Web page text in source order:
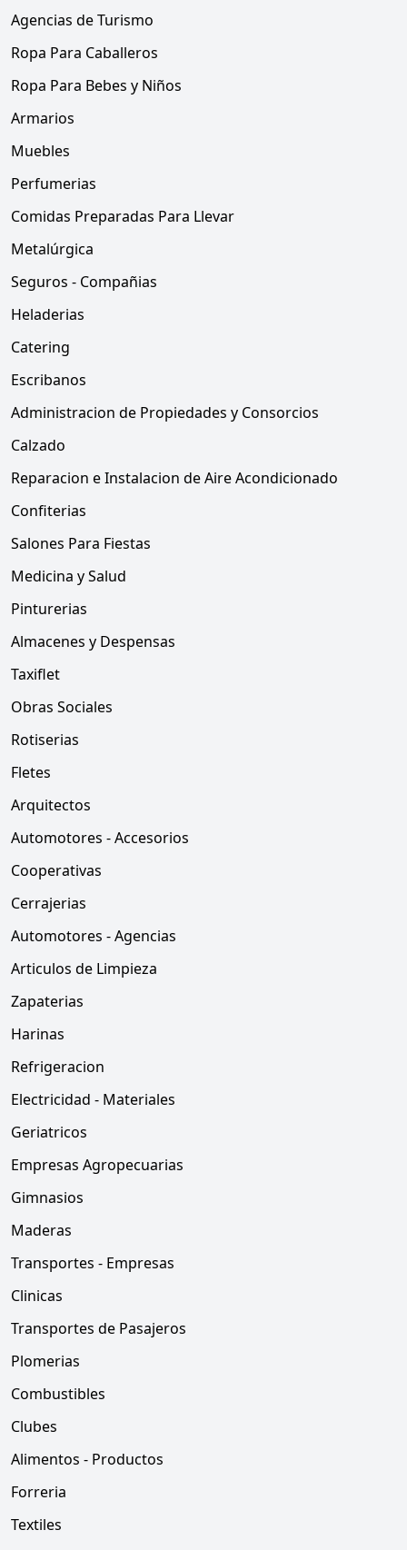
Agencias de Turismo
Ropa Para Caballeros
Ropa Para Bebes y Niños
Armarios
Muebles
Perfumerias
Comidas Preparadas Para Llevar
Metalúrgica
Seguros - Compañias
Heladerias
Catering
Escribanos
Administracion de Propiedades y Consorcios
Calzado
Reparacion e Instalacion de Aire Acondicionado
Confiterias
Salones Para Fiestas
Medicina y Salud
Pinturerias
Almacenes y Despensas
Taxiflet
Obras Sociales
Rotiserias
Fletes
Arquitectos
Automotores - Accesorios
Cooperativas
Cerrajerias
Automotores - Agencias
Articulos de Limpieza
Zapaterias
Harinas
Refrigeracion
Electricidad - Materiales
Geriatricos
Empresas Agropecuarias
Gimnasios
Maderas
Transportes - Empresas
Clinicas
Transportes de Pasajeros
Plomerias
Combustibles
Clubes
Alimentos - Productos
Forreria
Textiles